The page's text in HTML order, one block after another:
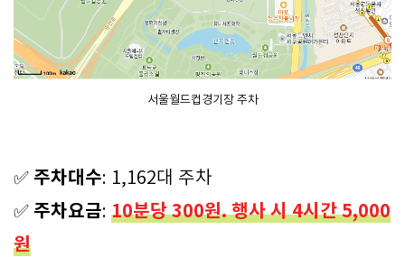
서울월드컵경기장 주차
✅ 주차대수: 1,162대 주차
✅ 주차요금: 10분당 300원. 행사 시 4시간 5,000
원